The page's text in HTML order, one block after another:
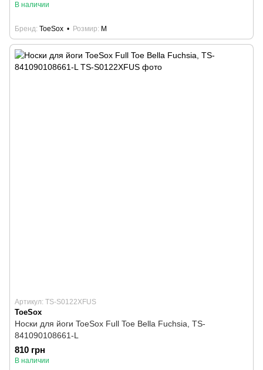
В наличии
Бренд ToeSox Розмир M
Артикул: TS-S0122XFUS
ToeSox
Носки для йоги ToeSox Full Toe Bella Fuchsia, TS-
841090108661-L
810 грн
В наличии